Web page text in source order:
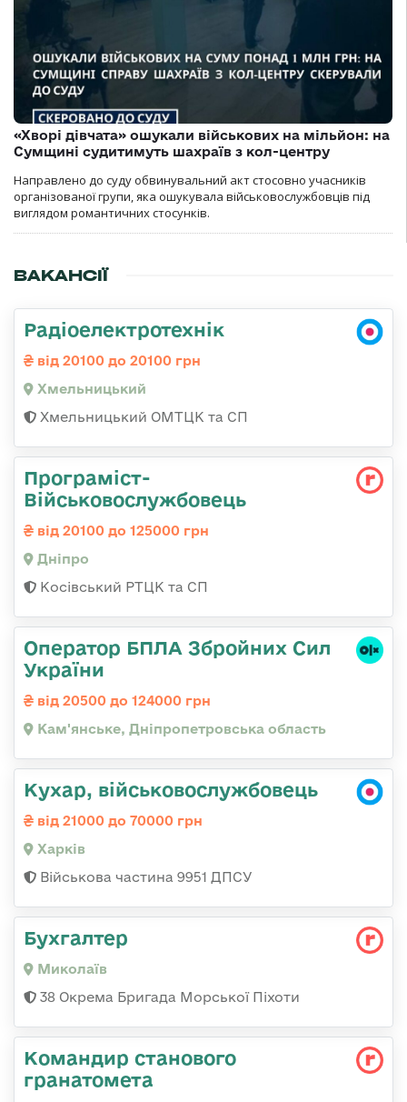
«Хворі дівчата» ошукали військових на мільйон: на
Сумщині судитимуть шахраїв з кол-центру
Направлено до суду обвинувальний акт стосовно учасників
організованої групи, яка ошукувала військовослужбовців під
виглядом романтичних стосунків.
ВАКАНСІЇ
Радіоелектротехнік
від 20100 до 20100 грн
Хмельницький
Хмельницький ОМТЦК та СП
Програміст-
Військовослужбовець
від 20100 до 125000 грн
Дніпро
Косівський РТЦК та СП
Оператор БПЛА Збройних Сил
України
від 20500 до 124000 грн
Кам'янське, Дніпропетровська область
Кухар, військовослужбовець
від 21000 до 70000 грн
Харків
Військова частина 9951 ДПСУ
Бухгалтер
Миколаїв
38 Окрема Бригада Морської Піхоти
Командир станового
гранатомета